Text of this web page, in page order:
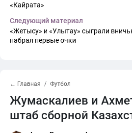
«Кайрата»
Следующий материал
«Жетысу» и «Улытау» сыграли
набрал первые очки
← Главная Футбол
Жумаскалиев и
штаб сборной